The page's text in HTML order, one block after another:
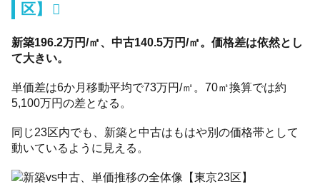
区】
新築196.2万円/㎡、中古140.5万円/㎡。価格差は依然とし
て大きい。
単価差は6か月移動平均で73万円/㎡。70㎡換算では約
5,100万円の差となる。
同じ23区内でも、新築と中古はもはや別の価格帯として
動いているように見える。